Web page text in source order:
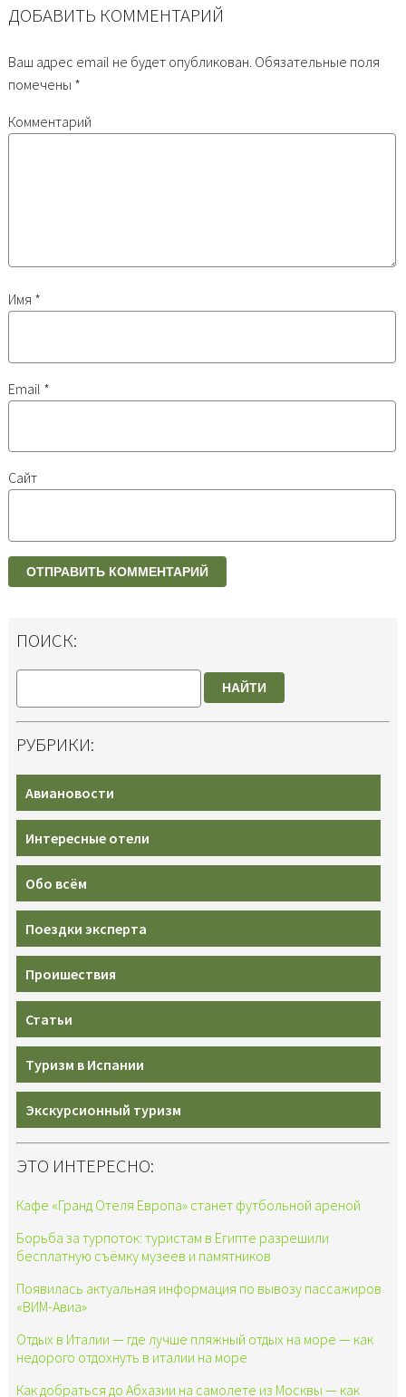
ДОБАВИТЬ КОММЕНТАРИЙ
Ваш адрес email не будет опубликован. Обязательные поля
помечены *
Комментарий
Имя *
Email *
Сайт
ПОИСК:
НАЙТИ
РУБРИКИ:
Авиановости
Интересные отели
Обо всём
Поездки эксперта
Проишествия
Статьи
Туризм в Испании
Экскурсионный туризм
ЭТО ИНТЕРЕСНО:
Кафе «Гранд Отеля Европа» станет футбольной ареной
Борьба за турпоток: туристам в Египте разрешили
бесплатную съёмку музеев и памятников
Появилась актуальная информация по вывозу пассажиров
«ВИМ-Авиа»
Отдых в Италии — где лучше пляжный отдых на море — как
недорого отдохнуть в италии на море
Как добраться до Абхазии на самолете из Москвы — как